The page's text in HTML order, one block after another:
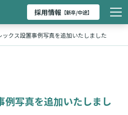
採用情報 【新卒/中途】
ックス設置事例写真を追加いたしました
例写真を追加いたしまし